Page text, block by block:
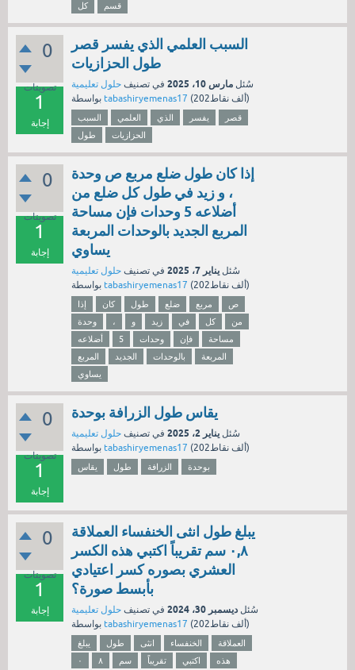
كل
قسم
0
تصويتات
1
إجابة
السبب العلمي الذي يفسر قصر
طول الحزازيات
سُئل مارس 10، 2025 في تصنيف حلول تعليمية
tabashiryemenas17 ( 202ألف نقاط)
السبب العلمي الذي يفسر
قصر
طول
الحزازيات
0
تصويتات
1
إجابة
إذا كان طول ضلع مربع ص وحدة
، و زيد في طول كل ضلع من
أضلاعه 5 وحدات فإن مساحة
المربع الجديد بالوحدات المربعة
يساوي
سُئل يناير 7، 2025 في تصنيف حلول تعليمية
tabashiryemenas17 ( 202ألف نقاط)
إذا كان طول ضلع مربع
ص
وحدة
، و زيد في كل
من
أضلاعه
5 وحدات فإن
مساحة
المربع
الجديد بالوحدات
المربعة
يساوي
0
تصويتات
1
إجابة
يقاس طول الزرافة بوحدة
سُئل يناير 2، 2025 في تصنيف حلول تعليمية
tabashiryemenas17 ( 202ألف نقاط)
يقاس طول الزرافة بوحدة
0
تصويتات
1
إجابة
يبلغ طول انثى الخنفساء العملاقة
٠,٨ سم تقريباً اكتبي هذه الكسر
العشري بصوره كسر اعتيادي
بأبسط صورة؟
سُئل ديسمبر 30، 2024 في تصنيف حلول تعليمية
tabashiryemenas17 ( 202ألف نقاط)
يبلغ طول انثى الخنفساء
العملاقة
٠
٨ سم تقريباً اكتبي هذه